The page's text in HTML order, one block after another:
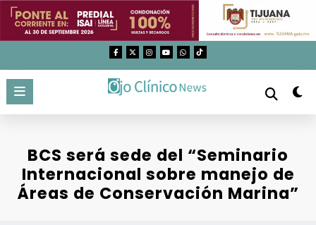
Saltar
contenido
BCS será sede del “Seminario
Internacional sobre manejo de
Áreas de Conservación Marina”